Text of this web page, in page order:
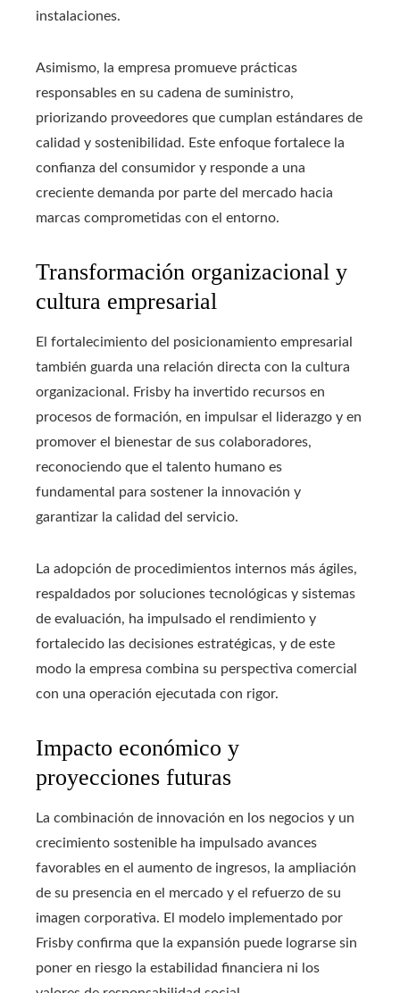
instalaciones.
Asimismo, la empresa promueve prácticas
responsables en su cadena de suministro,
priorizando proveedores que cumplan estándares de
calidad y sostenibilidad. Este enfoque fortalece la
confianza del consumidor y responde a una
creciente demanda por parte del mercado hacia
marcas comprometidas con el entorno.
Transformación organizacional y
cultura empresarial
El fortalecimiento del posicionamiento empresarial
también guarda una relación directa con la cultura
organizacional. Frisby ha invertido recursos en
procesos de formación, en impulsar el liderazgo y en
promover el bienestar de sus colaboradores,
reconociendo que el talento humano es
fundamental para sostener la innovación y
garantizar la calidad del servicio.
La adopción de procedimientos internos más ágiles,
respaldados por soluciones tecnológicas y sistemas
de evaluación, ha impulsado el rendimiento y
fortalecido las decisiones estratégicas, y de este
modo la empresa combina su perspectiva comercial
con una operación ejecutada con rigor.
Impacto económico y
proyecciones futuras
La combinación de innovación en los negocios y un
crecimiento sostenible ha impulsado avances
favorables en el aumento de ingresos, la ampliación
de su presencia en el mercado y el refuerzo de su
imagen corporativa. El modelo implementado por
Frisby confirma que la expansión puede lograrse sin
poner en riesgo la estabilidad financiera ni los